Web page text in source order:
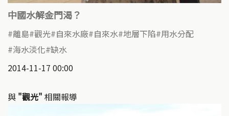
中國水解金門渴？
離島 觀光 自來水廠 自來水 地層下陷 用水分配
海水淡化 缺水
2014-11-17 00:00
與 "觀光" 相關報導